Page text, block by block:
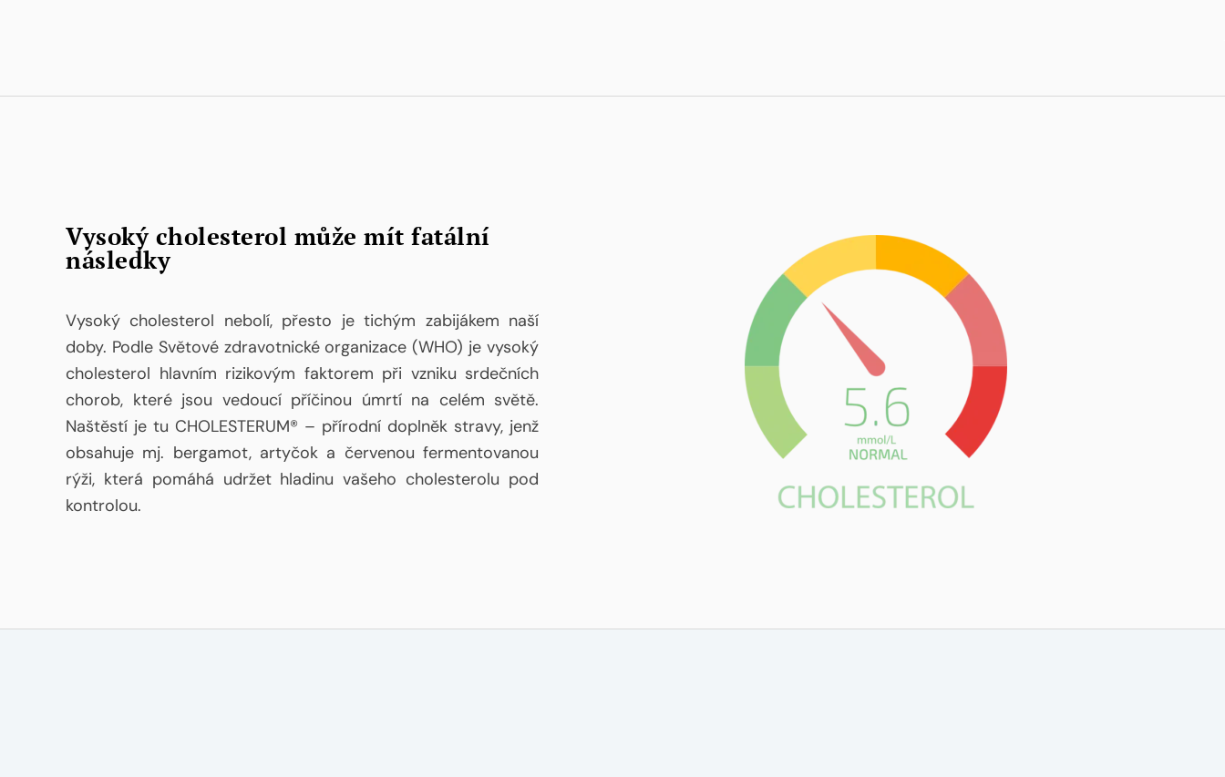
Vysoký cholesterol může mít fatální
následky
Vysoký cholesterol nebolí, přesto je tichým zabijákem naší
doby. Podle Světové zdravotnické organizace (WHO) je vysoký
cholesterol hlavním rizikovým faktorem při vzniku srdečních
chorob, které jsou vedoucí příčinou úmrtí na celém světě.
Naštěstí je tu CHOLESTERUM® – přírodní doplněk stravy, jenž
obsahuje mj. bergamot, artyčok a červenou fermentovanou
rýži, která pomáhá udržet hladinu vašeho cholesterolu pod
kontrolou.